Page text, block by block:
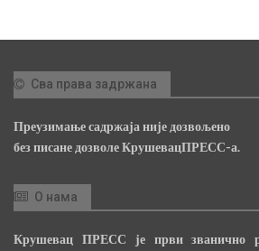
Сва права задржана
Преузимање садржаја није дозвољено
без писане дозволе КрушевацПРЕСС-а.
О нама
Крушевац ПРЕСС је први званично